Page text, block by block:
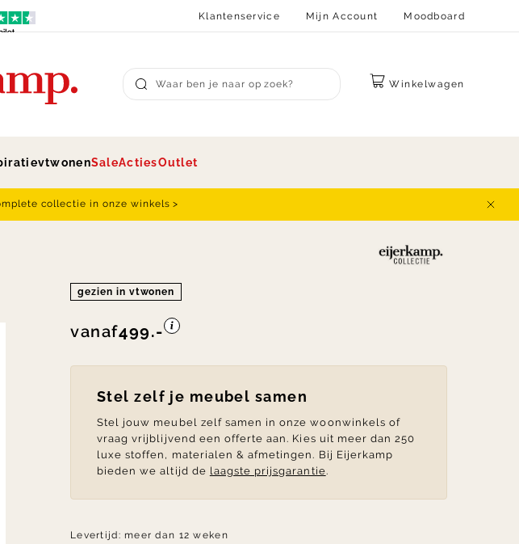
Klantenservice Mijn Account Moodboard
Submit search
Winkelwagen
vtwonenSaleActiesOutlet
collectie in onze winkels >
gezien in vtwonen
vanaf499.-
Stel zelf je meubel samen
Stel jouw meubel zelf samen in onze woonwinkels of
vraag vrijblijvend een offerte aan. Kies uit meer dan 250
luxe stoffen, materialen & afmetingen. Bij Eijerkamp
bieden we altijd de laagste prijsgarantie.
Levertijd: meer dan 12 weken